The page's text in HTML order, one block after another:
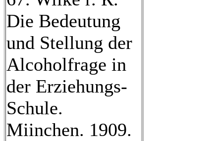
Die Bedeutung
und Stellung der
Alcoholfrage in
der Erziehungs-
Schule.
Miinchen. 1909.